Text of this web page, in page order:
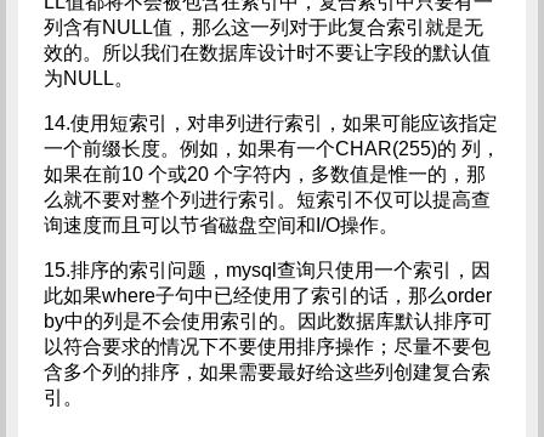
列含有NULL值，那么这一列对于此复合索引就是无
效的。所以我们在数据库设计时不要让字段的默认值
为NULL。
14.使用短索引，对串列进行索引，如果可能应该指定
一个前缀长度。例如，如果有一个CHAR(255)的 列，
如果在前10 个或20 个字符内，多数值是惟一的，那
么就不要对整个列进行索引。短索引不仅可以提高查
询速度而且可以节省磁盘空间和I/O操作。
15.排序的索引问题，mysql查询只使用一个索引，因
此如果where子句中已经使用了索引的话，那么order
by中的列是不会使用索引的。因此数据库默认排序可
以符合要求的情况下不要使用排序操作；尽量不要包
含多个列的排序，如果需要最好给这些列创建复合索
引。